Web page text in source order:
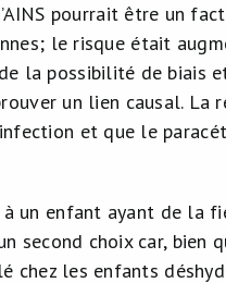
pourrait être un
le risque était
la possibilité de biais
un lien causal. La
et que le
à un enfant ayant de la
second choix car, bien
chez les enfants